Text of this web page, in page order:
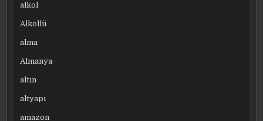
alkol
Alkollü
alma
Almanya
altın
altyapı
amazon